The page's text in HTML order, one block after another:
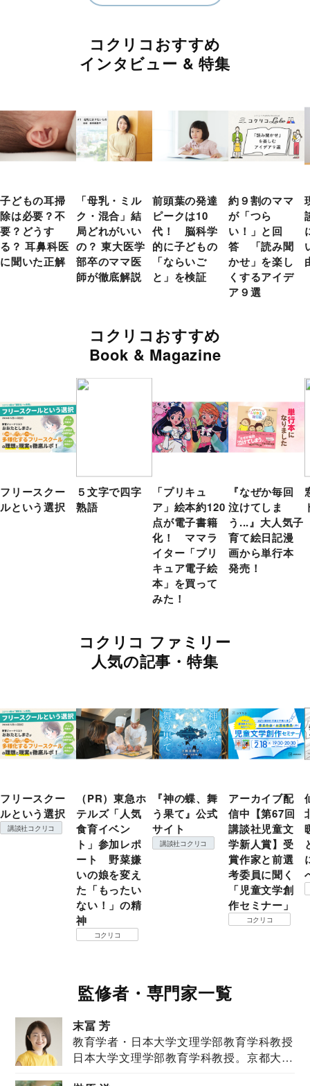
コクリコおすすめ
インタビュー & 特集
子どもの耳掃
除は必要？不
要？どうす
る？ 耳鼻科医
に聞いた正解
「母乳・ミル
ク・混合」結
局どれがいい
の？ 東大医学
部卒のママ医
師が徹底解説
前頭葉の発達
ピークは10
代！ 脳科学
的に子どもの
「ならいご
と」を検証
約９割のママ
が「つら
い！」と回
答 「読み聞
かせ」を楽し
くするアイデ
ア９選
コクリコおすすめ
Book & Magazine
フリースクー
ルという選択
５文字で四字
熟語
「プリキュ
ア」絵本約120
点が電子書籍
化！ ママラ
イター「プリ
キュア電子絵
本」を買って
みた！
『なぜか毎回
泣けてしま
う...』大人気子
育て絵日記漫
画から単行本
発売！
コクリコ ファミリー
人気の記事・特集
フリースクー
ルという選択
講談社コクリコ
（PR）東急ホ
テルズ「人気
食育イベン
ト」参加レポ
ート 野菜嫌
いの娘を変え
た「もったい
ない！」の精
神
コクリコ
『神の蝶、舞
う果て』公式
サイト
講談社コクリコ
アーカイブ配
信中【第67回
講談社児童文
学新人賞】受
賞作家と前選
考委員に聞く
「児童文学創
作セミナー」
コクリコ
監修者・専門家一覧
末冨 芳
教育学者・日本大学文理学部教育学科教授
日本大学文理学部教育学科教授。京都大学